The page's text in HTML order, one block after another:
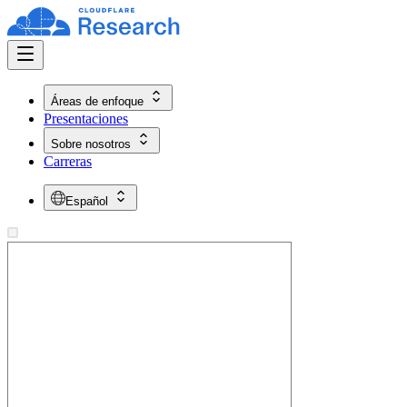
Áreas de enfoque
Presentaciones
Sobre nosotros
Carreras
Español